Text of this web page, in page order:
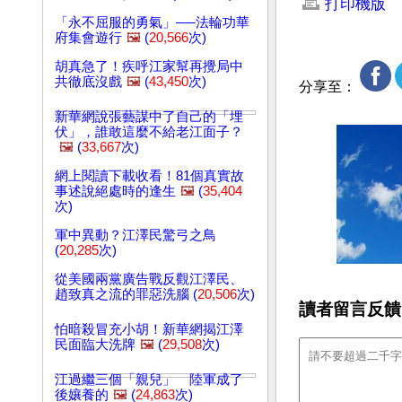
「永不屈服的勇氣」──法輪功華
府集會遊行 🖼️ (20,566次)
胡真急了！疾呼江家幫再攪局中
共徹底沒戲 🖼️ (43,450次)
新華網說張藝謀中了自己的「埋
伏」，誰敢這麼不給老江面子？
🖼️ (33,667次)
網上閱讀下載收看！81個真實故
事述說絕處時的逢生 🖼️ (35,404
次)
軍中異動？江澤民驚弓之鳥
(20,285次)
從美國兩黨廣告戰反觀江澤民、
趙致真之流的罪惡洗腦 (20,506次)
怕暗殺冒充小胡！新華網揭江澤
民面臨大洗牌 🖼️ (29,508次)
江過繼三個「親兒」 陸軍成了
後孃養的 🖼️ (24,863次)
打印機版
分享至：
讀者留言反